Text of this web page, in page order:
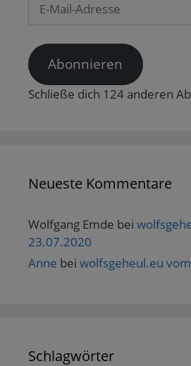
Mail-
Abonnieren
Schließe dich 124 anderen
Neueste Kommentare
Wolfgang Emde bei
23.07.2020
Anne bei wolfsgeheul.eu
Schlagwörter